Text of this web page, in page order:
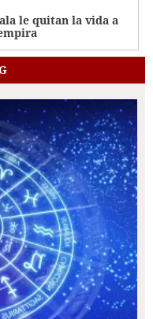
le quitan la vida a